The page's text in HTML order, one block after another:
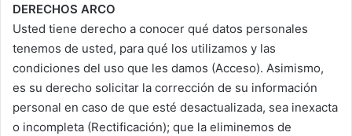
DERECHOS ARCO
Usted tiene derecho a conocer qué datos personales
tenemos de usted, para qué los utilizamos y las
condiciones del uso que les damos (Acceso). Asimismo,
es su derecho solicitar la corrección de su información
personal en caso de que esté desactualizada, sea inexacta
o incompleta (Rectificación); que la eliminemos de